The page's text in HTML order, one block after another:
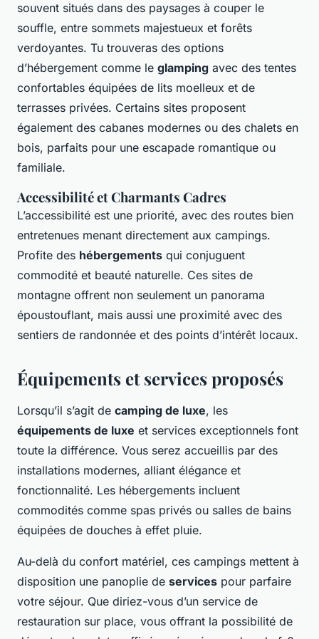
souvent situés dans des paysages à couper le
souffle, entre sommets majestueux et forêts
verdoyantes. Tu trouveras des options
d’hébergement comme le glamping avec des tentes
confortables équipées de lits moelleux et de
terrasses privées. Certains sites proposent
également des cabanes modernes ou des chalets en
bois, parfaits pour une escapade romantique ou
familiale.
Accessibilité et Charmants Cadres
L’accessibilité est une priorité, avec des routes bien
entretenues menant directement aux campings.
Profite des hébergements qui conjuguent
commodité et beauté naturelle. Ces sites de
montagne offrent non seulement un panorama
époustouflant, mais aussi une proximité avec des
sentiers de randonnée et des points d’intérêt locaux.
Équipements et services proposés
Lorsqu’il s’agit de camping de luxe, les
équipements de luxe et services exceptionnels font
toute la différence. Vous serez accueillis par des
installations modernes, alliant élégance et
fonctionnalité. Les hébergements incluent
commodités comme spas privés ou salles de bains
équipées de douches à effet pluie.
Au-delà du confort matériel, ces campings mettent à
disposition une panoplie de services pour parfaire
votre séjour. Que diriez-vous d’un service de
restauration sur place, vous offrant la possibilité de